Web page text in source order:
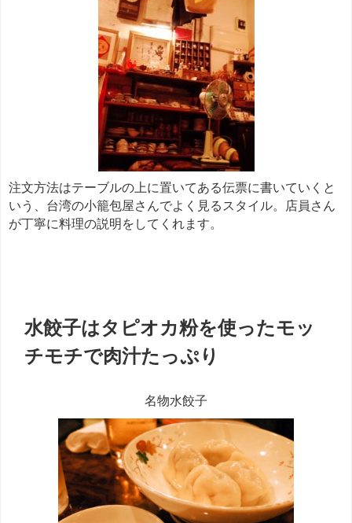
注文方法はテーブルの上に置いてある伝票に書いていくと
いう、台湾の小籠包屋さんでよく見るスタイル。店員さん
が丁寧に料理の説明をしてくれます。
水餃子はタピオカ粉を使ったモッ
チモチで肉汁たっぷり
名物水餃子